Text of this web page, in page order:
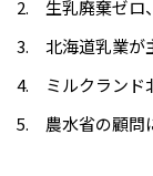
生乳廃棄ゼロ
北海道乳業が
ミルクランド
農水省の顧問